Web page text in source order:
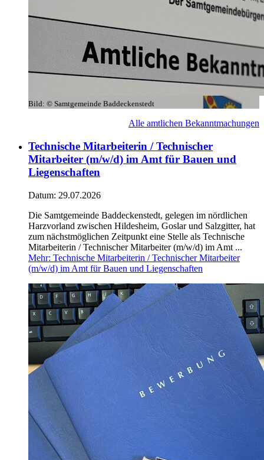
Bild: © Samtgemeinde Baddeckenstedt
Alle amtlichen Bekanntmachungen
Technische Mitarbeiterin / Technischer
Mitarbeiter (m/w/d) im Amt für Bauen und
Liegenschaften
Datum: 29.07.2026
Die Samtgemeinde Baddeckenstedt, gelegen im nördlichen
Harzvorland zwischen Hildesheim, Goslar und Salzgitter, hat
zum nächstmöglichen Zeitpunkt eine Stelle als Technische
Mitarbeiterin / Technischer Mitarbeiter (m/w/d) im Amt ...
Mehr: Technische Mitarbeiterin / Technischer Mitarbeiter
(m/w/d) im Amt für Bauen und Liegenschaften